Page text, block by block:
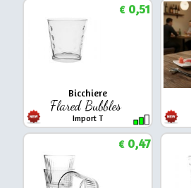
Bicchiere
Flared Bubbles
Import T
€0,51
€0,47